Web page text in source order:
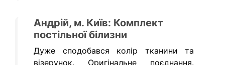
Андрій, м. Київ: Комплект
постільної білизни
Дуже сподобався колір тканини та
візерунок. Оригінальне поєднання.